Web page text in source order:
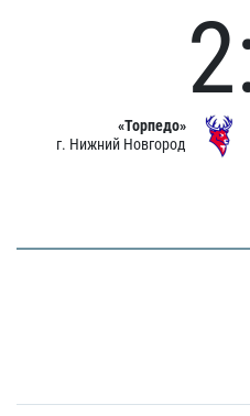
«Торпедо»
г. Нижний Новгород